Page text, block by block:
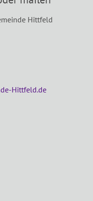
Hittfeld
Hittfeld.de